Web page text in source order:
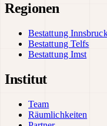
Regionen
Bestattung
Bestattung Telfs
Bestattung Imst
Institut
Team
Räumlichkeiten